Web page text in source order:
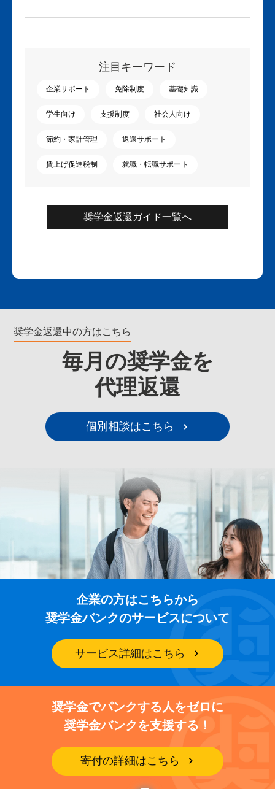
注目キーワード
企業サポート 免除制度 基礎知識
学生向け 支援制度 社会人向け
節約・家計管理 返還サポート
賃上げ促進税制 就職・転職サポート
奨学金返還ガイド一覧へ
奨学金返還中の方はこちら
毎月の奨学金を
代理返還
個別相談はこちら
企業の方はこちらから
奨学金バンクのサービスについて
サービス詳細はこちら
奨学金でパンクする人をゼロに
奨学金バンクを支援する！
寄付の詳細はこちら